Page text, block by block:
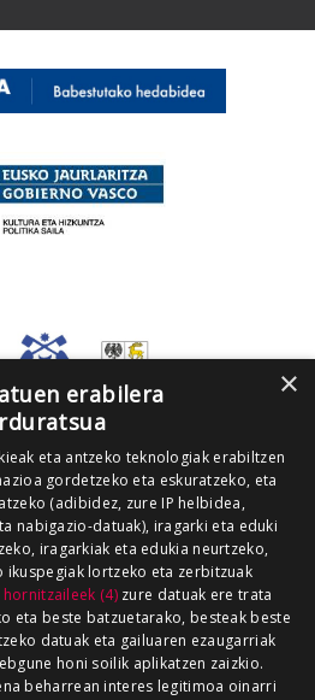
×
erabilera
eta antzeko teknologiak erabiltzen
gordetzeko eta eskuratzeko, eta
(adibidez, zure IP helbidea,
nabigazio-datuak), iragarki eta eduki
iragarkiak eta edukia neurtzeko,
ikuspegiak lortzeko eta zerbitzuak
(4)zure datuak ere trata
eta beste batzuetarako, besteak beste
datuak eta gailuaren ezaugarriak
honi soilik aplikatzen zaizkio.
beharrean interes legitimoa oinarri